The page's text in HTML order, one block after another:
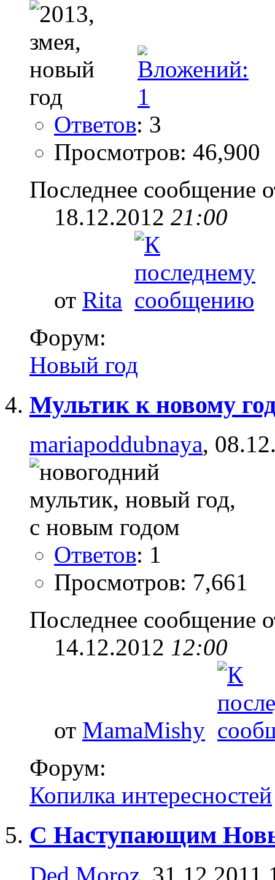
Ответов: 3
Просмотров: 46,900
Последнее сообщение
18.12.2012 21:00
от Rita
Форум:
Новый год
Мультик к новому
mariapoddubnaya,
Ответов: 1
Просмотров: 7,661
Последнее сообщение
14.12.2012 12:00
от MamaMishy
Форум:
Копилка интересностей
C Наступающим
Ded Moroz, 31.12.2011